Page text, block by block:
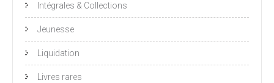
Intégrales & Collections
Jeunesse
Liquidation
Livres rares